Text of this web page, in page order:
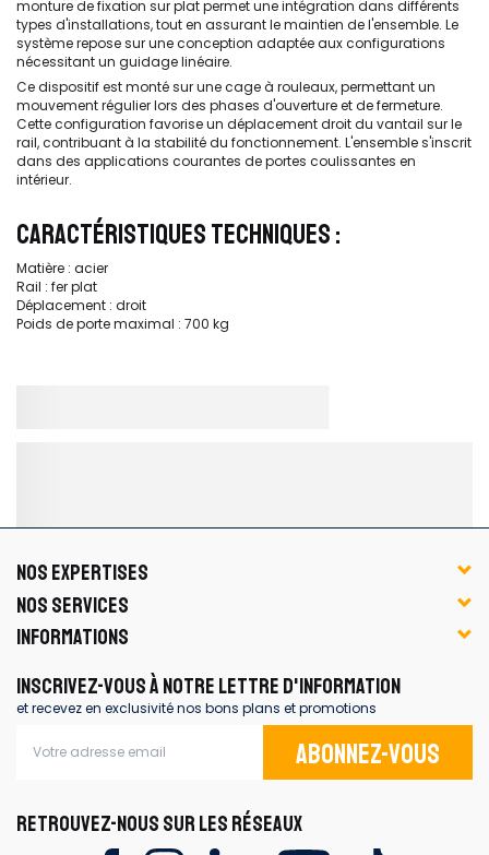
monture de fixation sur plat permet une intégration dans différents
types d'installations, tout en assurant le maintien de l'ensemble. Le
système repose sur une conception adaptée aux configurations
nécessitant un guidage linéaire.
Ce dispositif est monté sur une cage à rouleaux, permettant un
mouvement régulier lors des phases d'ouverture et de fermeture.
Cette configuration favorise un déplacement droit du vantail sur le
rail, contribuant à la stabilité du fonctionnement. L'ensemble s'inscrit
dans des applications courantes de portes coulissantes en
intérieur.
CARACTÉRISTIQUES TECHNIQUES :
Matière : acier
Rail : fer plat
Déplacement : droit
Poids de porte maximal : 700 kg
NOS EXPERTISES
NOS SERVICES
INFORMATIONS
INSCRIVEZ-VOUS À NOTRE LETTRE D'INFORMATION
et recevez en exclusivité nos bons plans et promotions
Abonnez-vous
RETROUVEZ-NOUS SUR LES RÉSEAUX